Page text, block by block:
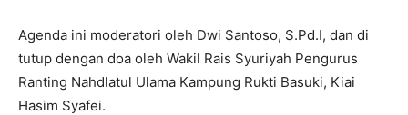
Agenda ini moderatori oleh Dwi Santoso, S.Pd.I, dan di
tutup dengan doa oleh Wakil Rais Syuriyah Pengurus
Ranting Nahdlatul Ulama Kampung Rukti Basuki, Kiai
Hasim Syafei.